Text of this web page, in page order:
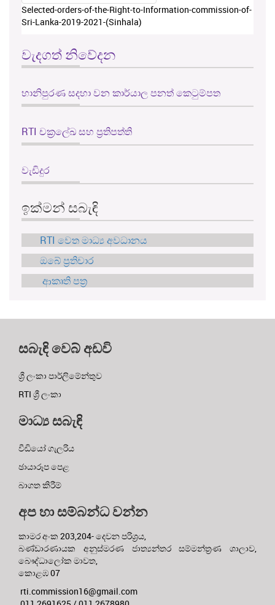
Selected-orders-of-the-Right-to-Information-commission-of-
Sri-Lanka-2019-2021-(Sinhala)
වැදගත් නිවේදන
හානිපුරණ සදහා වන කාර්යාල පනත් කෙටුම්පත
RTI චක්‍රලේඛ සහ ප්‍රතිපත්ති
වැඩිදුර
ඉක්මන් සබැඳි
RTI වෙත මාධ්‍ය අවධානය
ඔබේ ප්‍රතිචාර
ආකෘති පත්‍ර
සබැඳි වෙබ් අඩවි
ශ්‍රී ලංකා පාර්ලිමේන්තුව
RTI ශ්‍රී ලංකා
මාධ්‍ය සබැඳි
වීඩියෝ ගැලරිය
ඡායාරූප පෙළ
බාගත කිරීම්
අප හා සම්බන්ධ වන්න
කාමර අංක 203,204- දෙවන පරිශ්‍රය,
බණ්ඩාරණායක අනුස්මරණ ජාත්‍යන්තර සම්මන්ත්‍රණ ශාලාව,
බෞද්ධාලෝක මාවත,
කොළඹ 07
rti.commission16@gmail.com